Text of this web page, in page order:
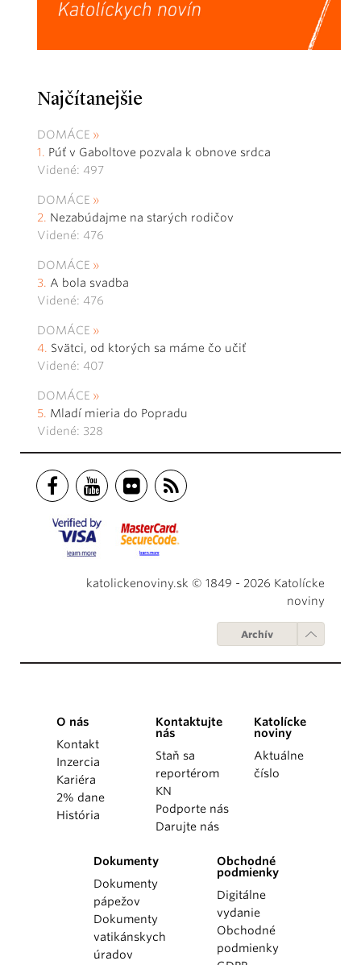
Najčítanejšie
DOMÁCE
Púť v Gaboltove pozvala k obnove srdca
Videné: 497
DOMÁCE
Nezabúdajme na starých rodičov
Videné: 476
DOMÁCE
A bola svadba
Videné: 476
DOMÁCE
Svätci, od ktorých sa máme čo učiť
Videné: 407
DOMÁCE
Mladí mieria do Popradu
Videné: 328
katolickenoviny.sk © 1849 - 2026 Katolícke
noviny
Archív
O nás
Kontakt
Inzercia
Kariéra
2% dane
História
Kontaktujte
nás
Staň sa
reportérom
KN
Podporte nás
Darujte nás
Katolícke
noviny
Aktuálne
číslo
Dokumenty
Dokumenty
pápežov
Dokumenty
vatikánskych
úradov
Obchodné
podmienky
Digitálne
vydanie
Obchodné
podmienky